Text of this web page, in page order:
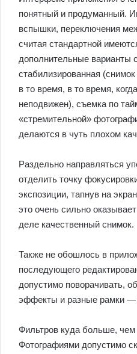
понятный и продуманный.
вспышки, переключения
считая стандартной
дополнительные варианты
стабилизированная
в то время, в то время,
неподвижен), съемка по
«стремительной»
делаются в чуть плохом
Раздельно направляться
отделить точку
экспозиции, тапнув на
это очень сильно
деле качественный снимок.
Также не обошлось в
последующего
допустимо поворачивать,
эффекты и разные рамки —
Фильтров куда больше,
Фотографиями допустимо